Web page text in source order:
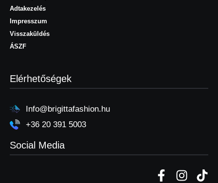
Adtakezelés
Impresszum
Visszaküldés
ÁSZF
Elérhetőségek
Info@brigittafashion.hu
+36 20 391 5003
Social Media